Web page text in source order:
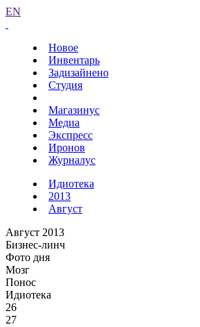
EN
Новое
Инвентарь
Задизайнено
Студия
Магазинус
Медиа
Экспресс
Иронов
Журналус
Идиотека
2013
Август
Август 2013
Бизнес-линч
Фото дня
Мозг
Понос
Идиотека
26
27